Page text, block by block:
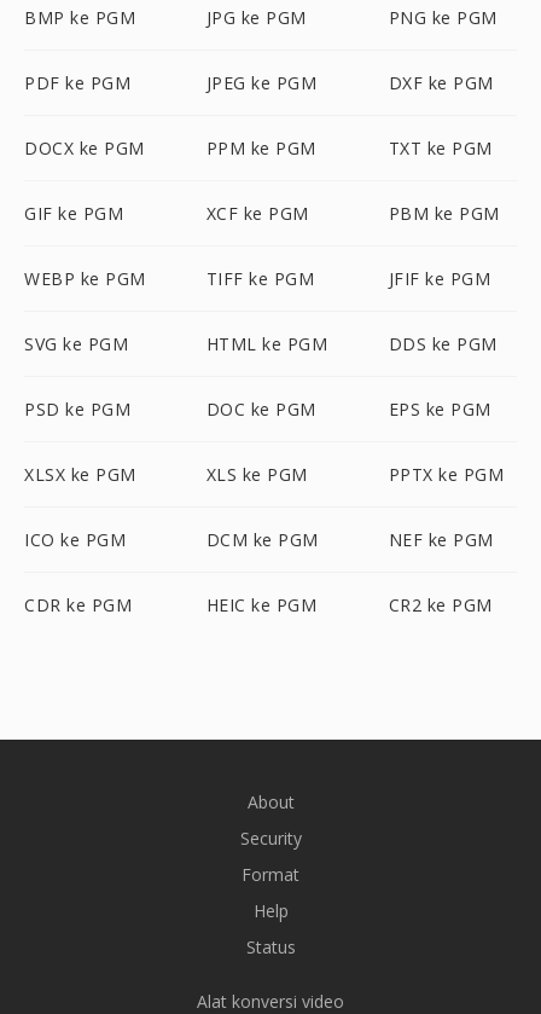
BMP ke PGM JPG ke PGM PNG ke PGM
PDF ke PGM JPEG ke PGM DXF ke PGM
DOCX ke PGM PPM ke PGM TXT ke PGM
GIF ke PGM XCF ke PGM PBM ke PGM
WEBP ke PGM TIFF ke PGM JFIF ke PGM
SVG ke PGM HTML ke PGM DDS ke PGM
PSD ke PGM DOC ke PGM EPS ke PGM
XLSX ke PGM XLS ke PGM PPTX ke PGM
ICO ke PGM DCM ke PGM NEF ke PGM
CDR ke PGM HEIC ke PGM CR2 ke PGM
About
Security
Format
Help
Status
Alat konversi video